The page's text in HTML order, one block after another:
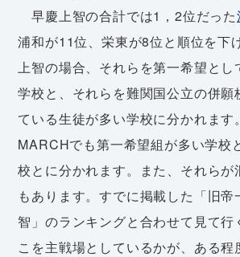
早慶上智の合計では1，2位だった
浦和が11位、栄東が8位と順位を下
上智の場合、それらを第一希望とし
学校と、それらを難関国公立の併願
ている生徒が多い学校に分かれます
MARCHでも第一希望組が多い学校
校とに分かれます。また、それらが
もあります。すでに掲載した「旧帝
智」のランキングと合わせて見て行
こを主戦場としているかが、ある程